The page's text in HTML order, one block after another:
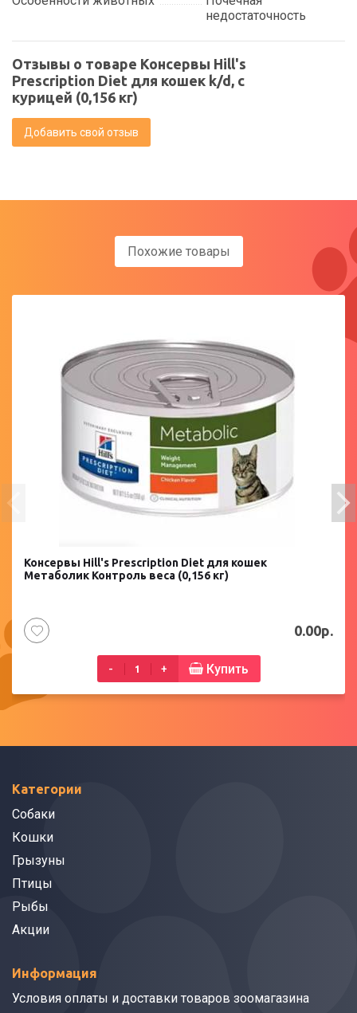
недостаточность
Отзывы о товаре Консервы Hill's
Prescription Diet для кошек k/d, с
курицей (0,156 кг)
Добавить свой отзыв
Похожие товары
Консервы Hill's Prescription Diet для кошек
Метаболик Контроль веса (0,156 кг)
0.00р.
- + Купить
Категории
Собаки
Кошки
Грызуны
Птицы
Рыбы
Акции
Информация
Условия оплаты и доставки товаров зоомагазина